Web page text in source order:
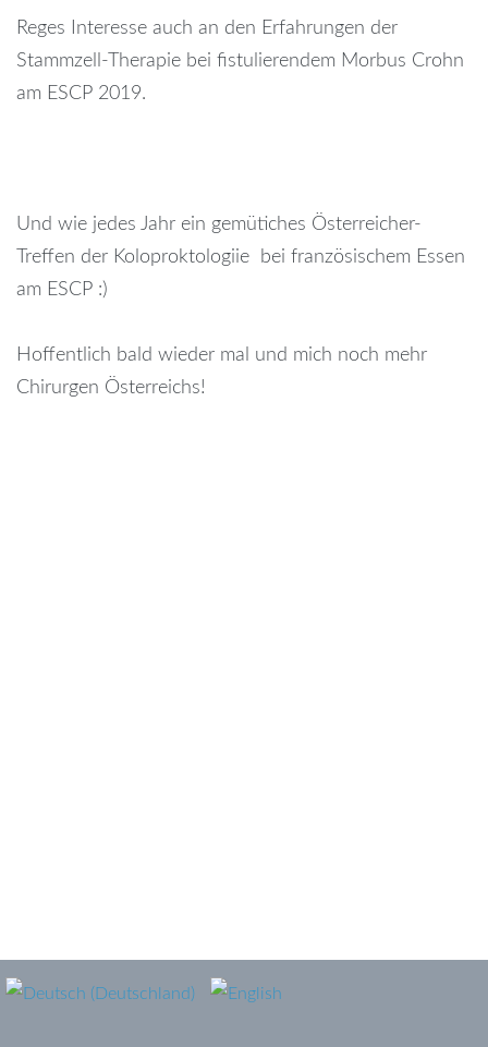
Reges Interesse auch an den Erfahrungen der
Stammzell-Therapie bei fistulierendem Morbus Crohn
am ESCP 2019.
Und wie jedes Jahr ein gemütiches Österreicher-
Treffen der Koloproktologiie bei französischem Essen
am ESCP :)
Hoffentlich bald wieder mal und mich noch mehr
Chirurgen Österreichs!